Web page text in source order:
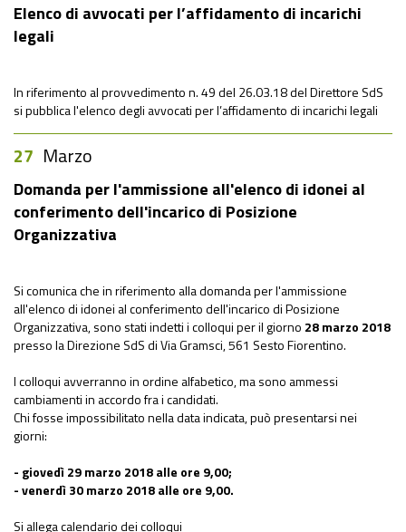
Elenco di avvocati per l’affidamento di incarichi
legali
In riferimento al provvedimento n. 49 del 26.03.18 del Direttore SdS
si pubblica l'elenco degli avvocati per l’affidamento di incarichi legali
27 Marzo
Domanda per l'ammissione all'elenco di idonei al
conferimento dell'incarico di Posizione
Organizzativa
Si comunica che in riferimento alla domanda per l'ammissione
all'elenco di idonei al conferimento dell'incarico di Posizione
Organizzativa, sono stati indetti i colloqui per il giorno 28 marzo 2018
presso la Direzione SdS di Via Gramsci, 561 Sesto Fiorentino.
I colloqui avverranno in ordine alfabetico, ma sono ammessi
cambiamenti in accordo fra i candidati.
Chi fosse impossibilitato nella data indicata, può presentarsi nei
giorni:
- giovedì 29 marzo 2018 alle ore 9,00;
- venerdì 30 marzo 2018 alle ore 9,00.
Si allega calendario dei colloqui